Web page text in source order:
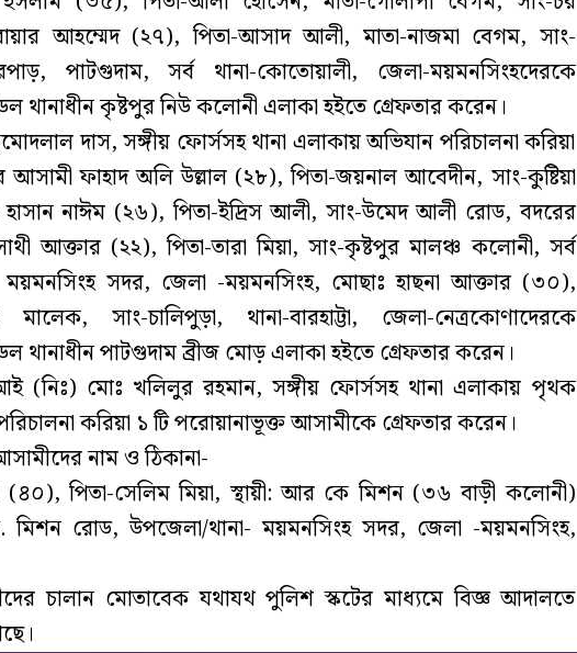
আহম্মেদ (২৭), পিতা-আসাদ আলী, মাতা-নাজমা বেগম, সাং-
পাটগুদাম, সর্ব থানা-কোতোয়ালী, জেলা-ময়মনসিংহদেরকে
থানাধীন কৃষ্টপুর নিউ কলোনী এলাকা হইতে গ্রেফতার করেন।
দাস, সঙ্গীয় ফোর্সসহ থানা এলাকায় অভিযান পরিচালনা করিয়া
আসামী ফাহাদ অলি উল্লাল (২৮), পিতা-জয়নাল আবেদীন, সাং-কুষ্টিয়া
হাসান নাঈম (২৬), পিতা-ইদ্রিস আলী, সাং-উমেদ আলী রোড, বদরের
আক্তার (২২), পিতা-তারা মিয়া, সাং-কৃষ্টপুর মালঞ্চ কলোনী, সর্ব
ময়মনসিংহ সদর, জেলা -ময়মনসিংহ, মোছাঃ হাছনা আক্তার (৩০),
সাং-চালিপুড়া, থানা-বারহাট্টা, জেলা-নেত্রকোণাদেরকে
থানাধীন পাটগুদাম ব্রীজ মোড় এলাকা হইতে গ্রেফতার করেন।
(নিঃ) মোঃ খলিলুর রহমান, সঙ্গীয় ফোর্সসহ থানা এলাকায় পৃথক
করিয়া ১ টি পরোয়ানাভূক্ত আসামীকে গ্রেফতার করেন।
নাম ও ঠিকানা-
(৪০), পিতা-সেলিম মিয়া, স্থায়ী: আর কে মিশন (৩৬ বাড়ী কলোনী)
মিশন রোড, উপজেলা/থানা- ময়মনসিংহ সদর, জেলা -ময়মনসিংহ,
চালান মোতাবেক যথাযথ পুলিশ স্কটের মাধ্যমে বিজ্ঞ আদালতে